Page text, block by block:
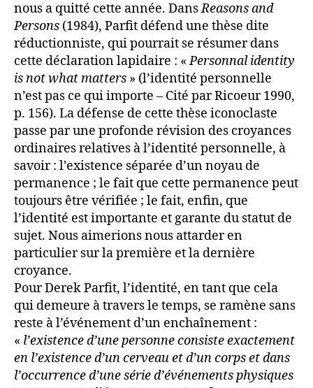
nous a quitté cette année. DansReasons and
Persons (1984), Parfit défend une thèse dite
réductionniste, qui pourrait se résumer dans
cette déclaration lapidaire : «Personnal identity
is not what matters » (l’identité personnelle
n’est pas ce qui importe – Cité par Ricoeur 1990,
p. 156). La défense de cette thèse iconoclaste
passe par une profonde révision des croyances
ordinaires relatives à l’identité personnelle, à
savoir : l’existence séparée d’un noyau de
permanence ; le fait que cette permanence peut
toujours être vérifiée ; le fait, enfin, que
l’identité est importante et garante du statut de
sujet. Nous aimerions nous attarder en
particulier sur la première et la dernière
croyance.
Pour Derek Parfit, l’identité, en tant que cela
qui demeure à travers le temps, se ramène sans
reste à l’événement d’un enchaînement :
« l’existence d’une personne consiste exactement
en l’existence d’un cerveau et d’un corps et dans
l’occurrence d’une série d’événements physiques